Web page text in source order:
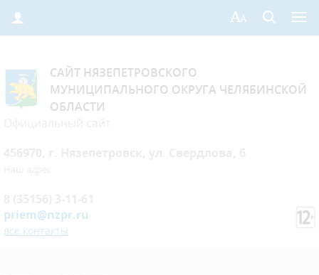
САЙТ НЯЗЕПЕТРОВСКОГО
МУНИЦИПАЛЬНОГО ОКРУГА ЧЕЛЯБИНСКОЙ
ОБЛАСТИ
priem@nzpr.ru
все контакты